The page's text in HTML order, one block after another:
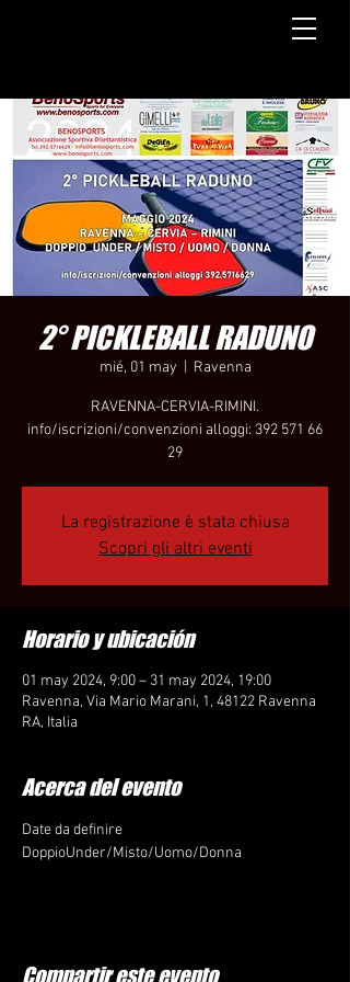
2° PICKLEBALL RADUNO
mié, 01 may Ravenna
RAVENNA-CERVIA-RIMINI.
info/iscrizioni/convenzioni alloggi: 392 571 66
29
La registrazione è stata chiusa
Scopri gli altri eventi
Horario y ubicación
01 may 2024, 9:00 – 31 may 2024, 19:00
Ravenna, Via Mario Marani, 1, 48122 Ravenna
RA, Italia
Acerca del evento
Date da definire
DoppioUnder/Misto/Uomo/Donna
Compartir este evento